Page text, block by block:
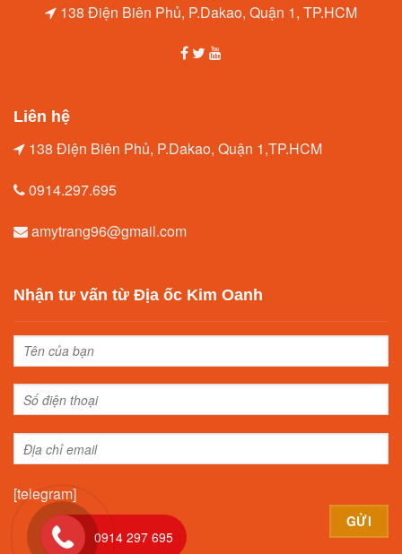
138 Điện Biên Phủ, P.Dakao, Quận 1, TP.HCM
Liên hệ
138 Điện Biên Phủ, P.Dakao, Quận 1,TP.HCM
0914.297.695
amytrang96@gmail.com
Nhận tư vấn từ Địa ốc Kim Oanh
[telegram]
0914 297 695